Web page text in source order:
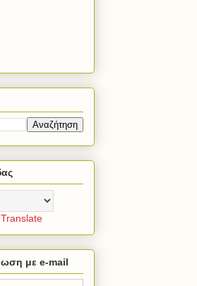
Translate
με e-mail